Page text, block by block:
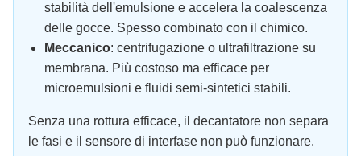
stabilità dell'emulsione e accelera la coalescenza
delle gocce. Spesso combinato con il chimico.
Meccanico: centrifugazione o ultrafiltrazione su
membrana. Più costoso ma efficace per
microemulsioni e fluidi semi-sintetici stabili.
Senza una rottura efficace, il decantatore non separa
le fasi e il sensore di interfase non può funzionare.